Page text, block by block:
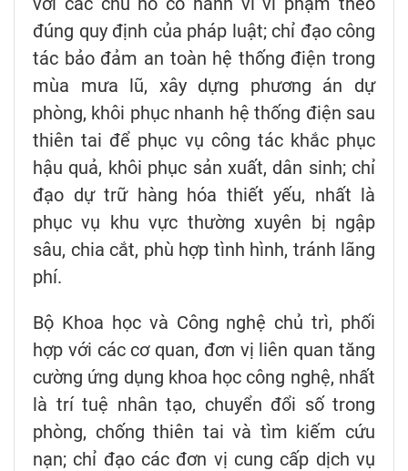
đúng quy định của pháp luật; chỉ đạo công
tác bảo đảm an toàn hệ thống điện trong
mùa mưa lũ, xây dựng phương án dự
phòng, khôi phục nhanh hệ thống điện sau
thiên tai để phục vụ công tác khắc phục
hậu quả, khôi phục sản xuất, dân sinh; chỉ
đạo dự trữ hàng hóa thiết yếu, nhất là
phục vụ khu vực thường xuyên bị ngập
sâu, chia cắt, phù hợp tình hình, tránh lãng
phí.
Bộ Khoa học và Công nghệ chủ trì, phối
hợp với các cơ quan, đơn vị liên quan tăng
cường ứng dụng khoa học công nghệ, nhất
là trí tuệ nhân tạo, chuyển đổi số trong
phòng, chống thiên tai và tìm kiếm cứu
nạn; chỉ đạo các đơn vị cung cấp dịch vụ